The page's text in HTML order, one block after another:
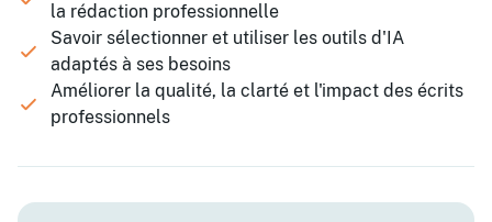
la rédaction professionnelle
Savoir sélectionner et utiliser les outils d'IA
adaptés à ses besoins
Améliorer la qualité, la clarté et l'impact des écrits
professionnels